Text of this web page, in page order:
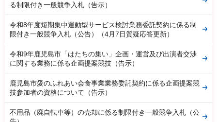
る制限付き一般競争入札（告示）
令和8年度短期集中運動型サービス検討業務委託契約に係る制
限付き一般競争入札（公告）（4月7日質疑応答更新）
令和9年鹿児島市「はたちの集い」企画・運営及び出演者交渉
に関する業務に係る企画提案競技（告示）
鹿児島市愛のふれあい会食事業業務委託契約に係る企画提案競
技参加者の資格について（告示）
不用品（廃自転車等）の売却に係る制限付き一般競争入札（公